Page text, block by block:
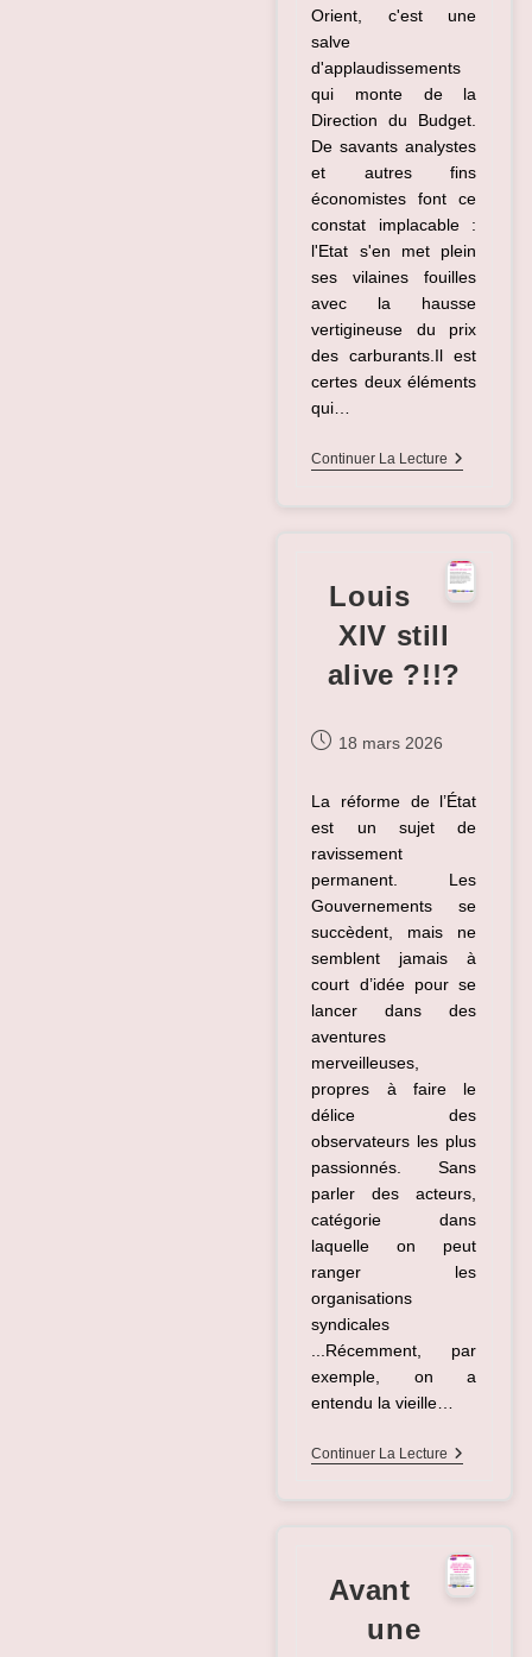
Orient, c'est une
salve
d'applaudissements
qui monte de la
Direction du Budget.
De savants analystes
et autres fins
économistes font ce
constat implacable :
l'Etat s'en met plein
ses vilaines fouilles
avec la hausse
vertigineuse du prix
des carburants.Il est
certes deux éléments
qui…
Continuer La Lecture Bercy,
Louis
XIV still
alive ?!!?
Publication
18 mars 2026
La réforme de l’État
est un sujet de
ravissement
permanent. Les
Gouvernements se
succèdent, mais ne
semblent jamais à
court d’idée pour se
lancer dans des
aventures
merveilleuses,
propres à faire le
délice des
observateurs les plus
passionnés. Sans
parler des acteurs,
catégorie dans
laquelle on peut
ranger les
organisations
syndicales
...Récemment, par
exemple, on a
entendu la vieille…
Continuer La Lecture Louis
Avant
une